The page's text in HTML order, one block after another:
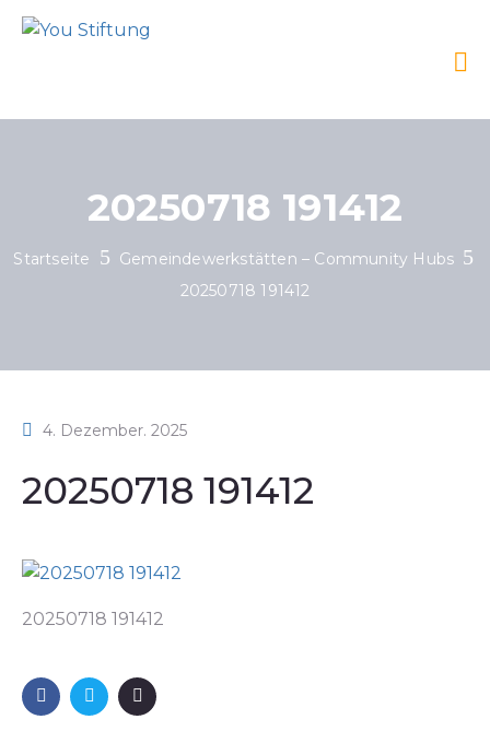
20250718 191412
Startseite
Gemeindewerkstätten – Community Hubs
20250718 191412
4. Dezember. 2025
20250718 191412
20250718 191412